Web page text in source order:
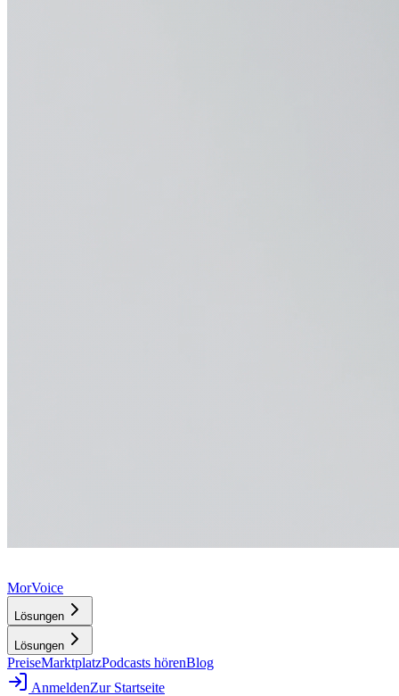
MorVoice
Lösungen
Lösungen
PreiseMarktplatzPodcasts hörenBlog
AnmeldenZur Startseite